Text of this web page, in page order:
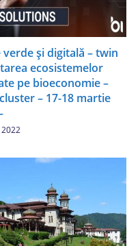
și digitală – twin
ecosistemelor
pe bioeconomie –
– 17-18 martie